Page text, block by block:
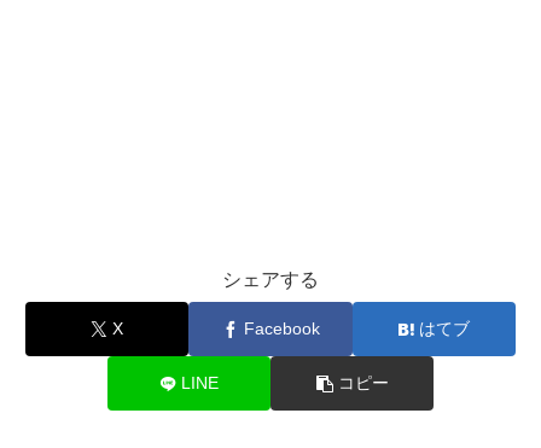
シェアする
X Facebook はてブ
LINE コピー